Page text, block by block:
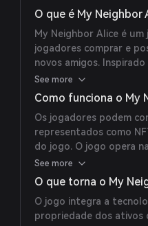
O que é My Neighbor
My Neighbor Alice é
jogadores comprar e
novos amigos.
narrativa divertida com
possuam ativos dentro
See more
Como funciona o My
Os jogadores podem
representados como
do jogo. O jogo opera
transações seguras. (
See more
O que torna o My
O jogo integra a
propriedade dos ativos